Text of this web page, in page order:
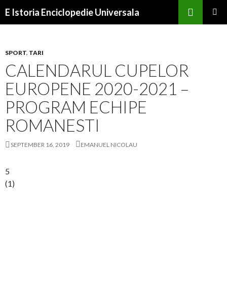
E Istoria Enciclopedie Universala
SPORT, TARI
CALENDARUL CUPELOR
EUROPENE 2020-2021 –
PROGRAM ECHIPE
ROMANESTI
SEPTEMBER 16, 2019 EMANUEL NICOLAU
5
(1)